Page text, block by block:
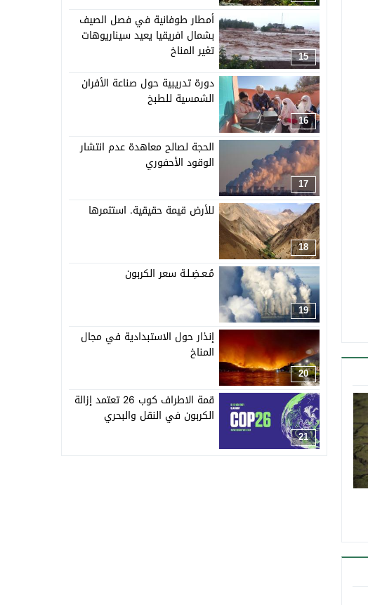
15
أمطار طوفانية في فصل الصيف
بشمال افريقيا يعيد سيناريوهات
تغير المناخ
16
دورة تدريبية حول صناعة الأفران
الشمسية للطبخ
17
الحجة لصالح معاهدة عدم انتشار
الوقود الأحفوري
18
للأرض قيمة حقيقية. استثمرها
19
مُـعـضِـلـة سعر الكربون
20
إنذار حول الاستبدادية في مجال
المناخ
21
قمة الاطراف كوب 26 تعتمد إزالة
الكربون في النقل والبحري